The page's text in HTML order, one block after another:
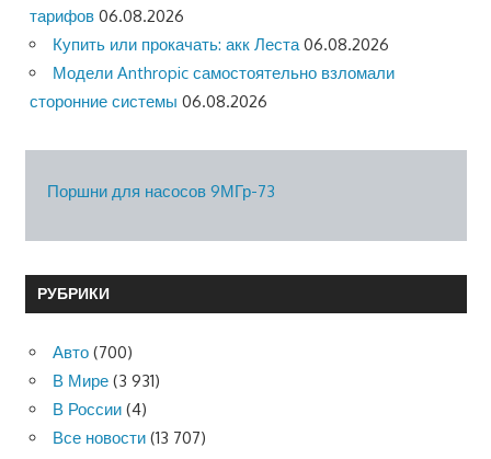
тарифов 06.08.2026
Купить или прокачать: акк Леста 06.08.2026
Модели Anthropic самостоятельно взломали
сторонние системы 06.08.2026
Поршни для насосов 9МГр-73
РУБРИКИ
Авто (700)
В Мире (3 931)
В России (4)
Все новости (13 707)